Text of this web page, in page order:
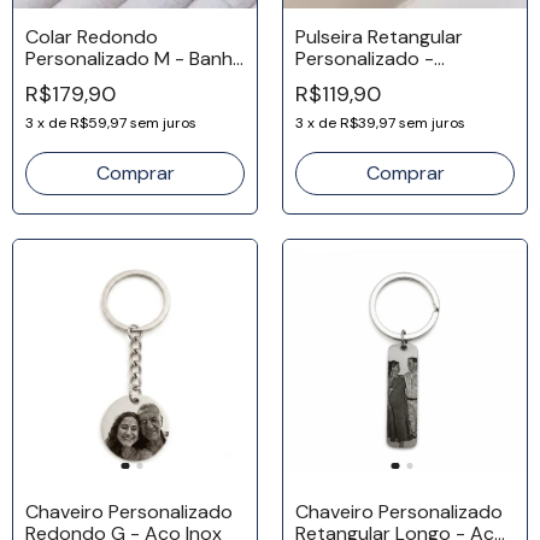
Colar Redondo
Personalizado M - Banho
Ouro 18k
R$179,90
3 x deR$59,97sem juros
Pulseira Retangular
Personalizado -
Banhada a Ouro 18k
R$119,90
3 x deR$39,97sem juros
Comprar
Chaveiro Personalizado
Redondo G - Aço Inox
Chaveiro Personalizado
Retangular Longo - Aço